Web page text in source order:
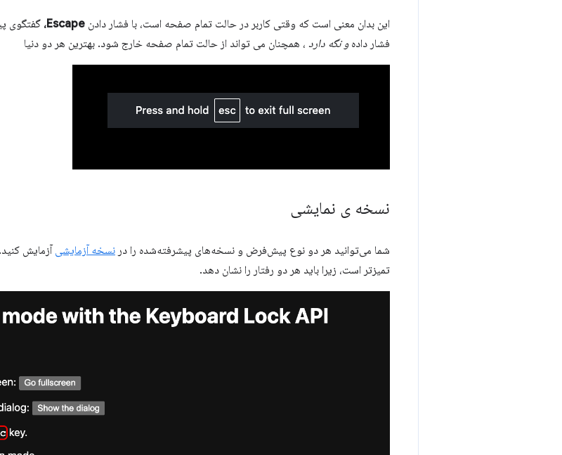
این بدان معنی است که وقتی کاربر در حالت تمام صفحه است، با فشار دادن Escape، گفتگوی
فشار دادهو نگه دارد ، همچنان می تواند از حالت تمام صفحه خارج شود. بهترین هر دو دنیا
نسخه ی نمایشی
شما می‌توانید هر دو نوع پیش‌فرض و نسخه‌های پیشرفته‌شده را در نسخه آزمایشی آزمایش کنید.
تمیزتر است، زیرا باید هر دو رفتار را نشان دهد.